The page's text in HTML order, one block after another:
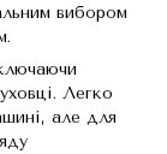
вибором
Легко
але для